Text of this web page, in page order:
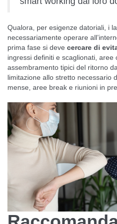
Qualora, per esigenze datoriali, i
necessariamente operare
prima fase si deve cercare di
ingressi definiti e scaglionati,
assembramento tipici del ritorno
limitazione allo stretto necessario
mense, aree break e riunioni in